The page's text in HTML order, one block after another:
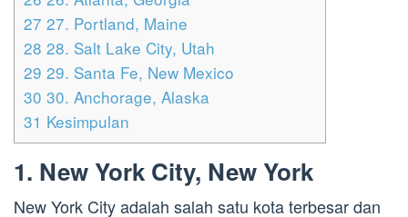
27 27. Portland, Maine
28 28. Salt Lake City, Utah
29 29. Santa Fe, New Mexico
30 30. Anchorage, Alaska
31 Kesimpulan
1. New York City, New York
New York City adalah salah satu kota terbesar dan